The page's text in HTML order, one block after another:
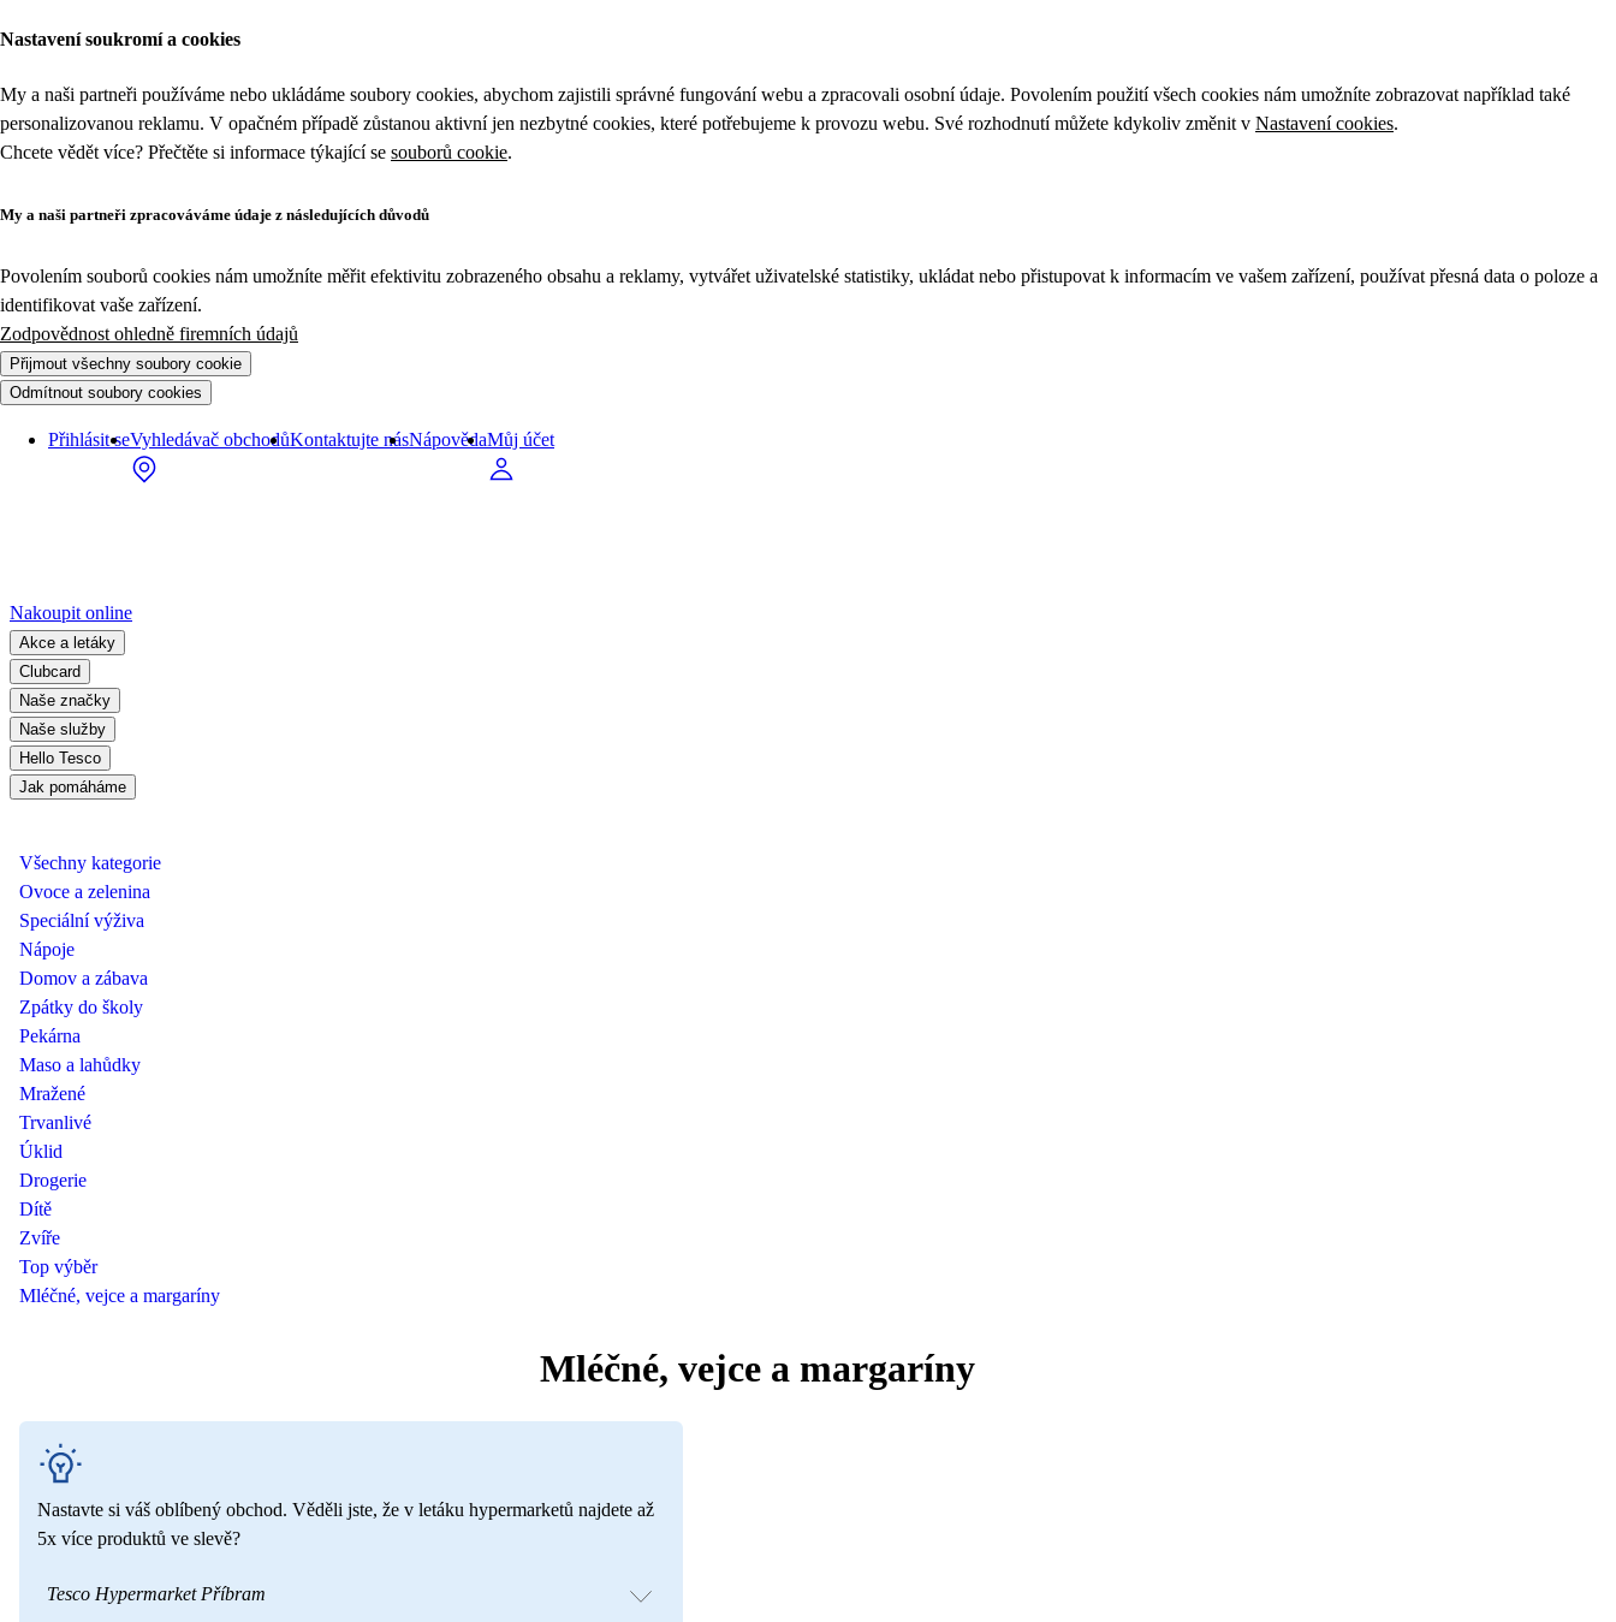
Nastavení soukromí a cookies
My a naši partneři používáme nebo ukládáme soubory cookies, abychom zajistili správné fungování webu a zpracovali osobní údaje. Povolením použití všech cookies nám umožníte zobrazovat například také
personalizovanou reklamu. V opačném případě zůstanou aktivní jen nezbytné cookies, které potřebujeme k provozu webu. Své rozhodnutí můžete kdykoliv změnit v Nastavení cookies.
Chcete vědět více? Přečtěte si informace týkající se souborů cookie.
My a naši partneři zpracováváme údaje z následujících důvodů
Povolením souborů cookies nám umožníte měřit efektivitu zobrazeného obsahu a reklamy, vytvářet uživatelské statistiky, ukládat nebo přistupovat k informacím ve vašem zařízení, používat přesná data o poloze a
identifikovat vaše zařízení.
Zodpovědnost ohledně firemních údajů
Přijmout všechny soubory cookie
Odmítnout soubory cookies
Přihlásit seVyhledávač obchodůKontaktujte násNápovědaMůj účet
Nakoupit online
Akce a letáky
Clubcard
Naše značky
Naše služby
Hello Tesco
Jak pomáháme
Všechny kategorie
Ovoce a zelenina
Speciální výživa
Nápoje
Domov a zábava
Zpátky do školy
Pekárna
Maso a lahůdky
Mražené
Trvanlivé
Úklid
Drogerie
Dítě
Zvíře
Top výběr
Mléčné, vejce a margaríny
Mléčné, vejce a margaríny
Nastavte si váš oblíbený obchod. Věděli jste, že v letáku hypermarketů najdete až
5x více produktů ve slevě?
Tesco Hypermarket Příbram